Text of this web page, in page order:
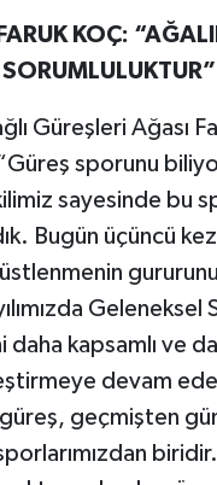
KOÇ:
Güreşleri Ağası
sporunu
sayesinde bu
Bugün üçüncü
Geleneksel
daha kapsamlı ve
devam
geçmişten